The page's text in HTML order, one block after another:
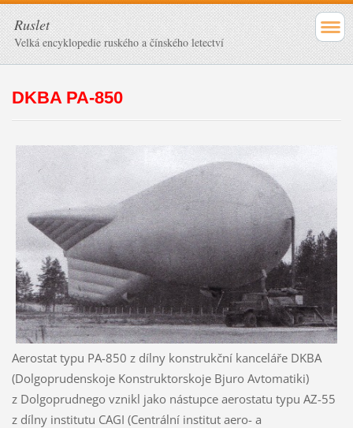
Ruslet
Velká encyklopedie ruského a čínského letectví
DKBA PA-850
Aerostat typu PA-850 z dílny konstrukční kanceláře DKBA
(Dolgoprudenskoje Konstruktorskoje Bjuro Avtomatiki)
z Dolgoprudnego vznikl jako nástupce aerostatu typu AZ-55
z dílny institutu CAGI (Centrální institut aero- a